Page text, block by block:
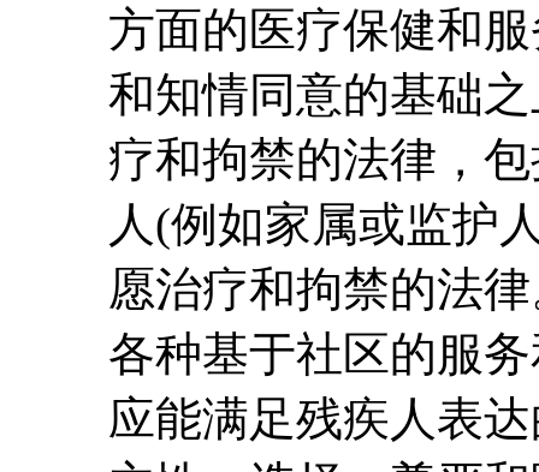
方面的医疗保健和
和知情同意的基础
疗和拘禁的法律，
人(例如家属或监护
愿治疗和拘禁的法
各种基于社区的服
应能满足残疾人表